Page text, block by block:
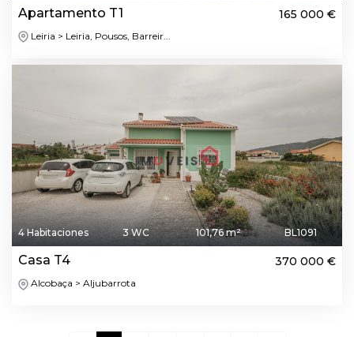
Apartamento T1 165 000 €
Leiria > Leiria, Pousos, Barreir...
4 Habitaciones 3 WC 101,76 m² BL1091
Casa T4 370 000 €
Alcobaça > Aljubarrota